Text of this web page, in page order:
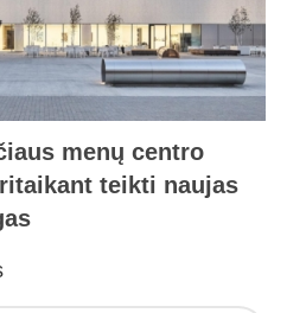
menų centro
teikti naujas